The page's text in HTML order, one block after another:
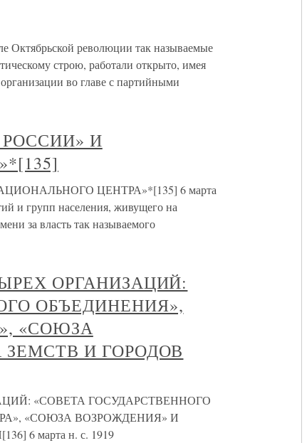
революции так называемые
строю, работали открыто, имея
во главе с партийными
И
ЦЕНТРА»*[135] 6 марта
и групп населения, живущего на
за власть так называемого
ОРГАНИЗАЦИЙ:
ОБЪЕДИНЕНИЯ»,
«СОЮЗА
И ГОРОДОВ
«СОВЕТА ГОСУДАРСТВЕННОГО
«СОЮЗА ВОЗРОЖДЕНИЯ» И
6 марта н. с. 1919